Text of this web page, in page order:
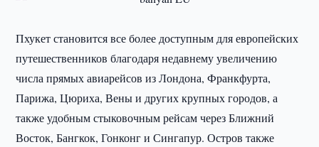
Пхукет становится все более доступным для европейских
путешественников благодаря недавнему увеличению
числа прямых авиарейсов из Лондона, Франкфурта,
Парижа, Цюриха, Вены и других крупных городов, а
также удобным стыковочным рейсам через Ближний
Восток, Бангкок, Гонконг и Сингапур. Остров также